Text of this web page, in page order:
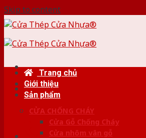
Skip to content
Trang chủ
Giới thiệu
Sản phẩm
CỬA CHỐNG CHÁY
Cửa Gỗ Chống Cháy
Cửa nhôm vân gỗ